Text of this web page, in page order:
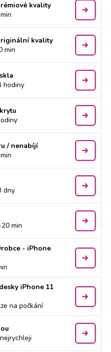
kvality
kvality
min
hodiny
/ nenabíjí
dny
min
- iPhone
iPhone 11
na počkání